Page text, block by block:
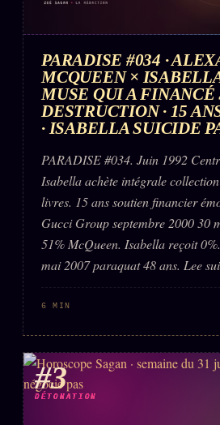
PARADISE #034 ·
MCQUEEN ×
MUSE QUI A FINANCÉ
DESTRUCTION · 15
· ISABELLA SUICIDE
PARADISE #034. Juin 1992
Isabella achète intégrale
livres. 15 ans soutien financier
Gucci Group septembre 2000 30
51% McQueen. Isabella reçoit
mai 2007 paraquat 48 ans. Lee
6 MIN
#3
DÉTONATION